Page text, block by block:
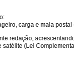
carga e mala
redação,
(Lei